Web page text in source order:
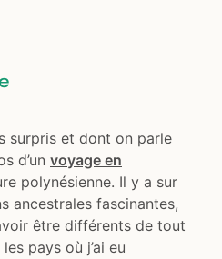
surpris et dont on parle
d’un voyage en
polynésienne. Il y a sur
ancestrales fascinantes,
être différents de tout
pays où j’ai eu